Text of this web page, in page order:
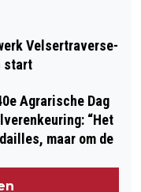
MET FEEST
ALBERT
Velsertraverse-
start
Agrarische Dag
“Het
maar om de